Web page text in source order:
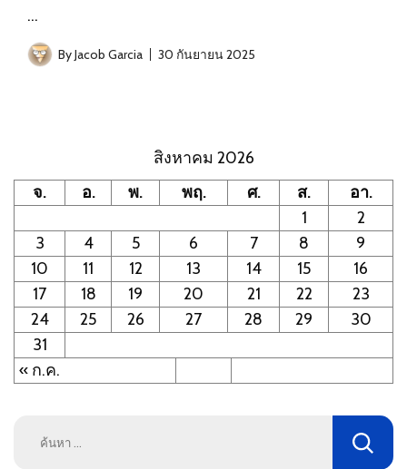
…
ByJacob Garcia 30 กันยายน 2025
สิงหาคม 2026
จ.
อ. พ. พฤ. ศ. ส.
อา.
1
2
3
4 5 6 7 8
9
10
11 12 13 14 15
16
17
18 19 20 21 22
23
24
25 26 27 28 29
30
31
« ก.ค.
สำหรับ: